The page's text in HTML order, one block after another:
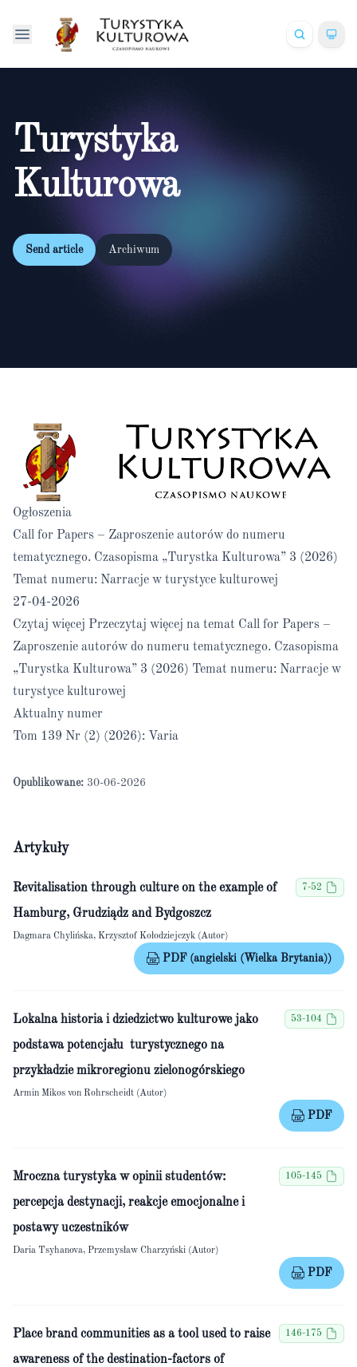
Turystyka
Kulturowa
Send article Archiwum
Ogłoszenia
Call for Papers – Zaproszenie autorów do numeru
tematycznego. Czasopisma „Turystka Kulturowa” 3 (2026)
Temat numeru: Narracje w turystyce kulturowej
27-04-2026
Czytaj więcej Przeczytaj więcej na temat Call for Papers –
Zaproszenie autorów do numeru tematycznego. Czasopisma
„Turystka Kulturowa” 3 (2026) Temat numeru: Narracje w
turystyce kulturowej
Aktualny numer
Tom 139 Nr (2) (2026): Varia
Opublikowane: 30-06-2026
Artykuły
Revitalisation through culture on the example of
Hamburg, Grudziądz and Bydgoszcz
7-52
Dagmara Chylińska, Krzysztof Kołodziejczyk (Autor)
PDF (angielski (Wielka Brytania))
Lokalna historia i dziedzictwo kulturowe jako
podstawa potencjału turystycznego na
przykładzie mikroregionu zielonogórskiego
53-104
Armin Mikos von Rohrscheidt (Autor)
PDF
Mroczna turystyka w opinii studentów:
percepcja destynacji, reakcje emocjonalne i
postawy uczestników
105-145
Daria Tsyhanova, Przemysław Charzyński (Autor)
PDF
Place brand communities as a tool used to raise
awareness of the destination-factors of
146-175